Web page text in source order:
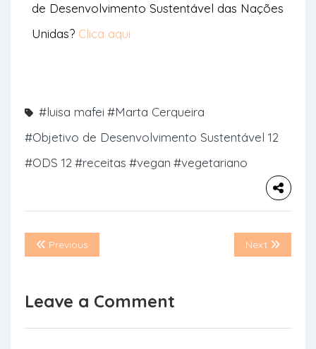
de Desenvolvimento Sustentável das Nações
Unidas? Clica aqui
#luisa mafei #Marta Cerqueira
#Objetivo de Desenvolvimento Sustentável 12
#ODS 12 #receitas #vegan #vegetariano
Previous Next
Leave a Comment